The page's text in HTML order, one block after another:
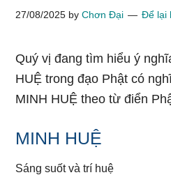
27/08/2025 byChơn Đại Để lại
Quý vị đang tìm hiểu ý
HUỆ trong đạo Phật có
MINH HUỆ theo từ điển
MINH HUỆ
Sáng suốt và trí huệ